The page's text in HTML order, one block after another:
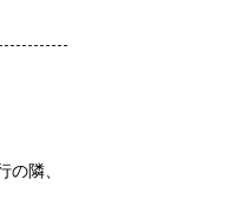
隣、